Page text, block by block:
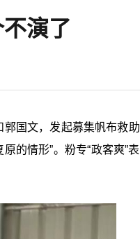
演了
郭国文，发起募集帆布救助
的情形”。粉专“政客爽”表